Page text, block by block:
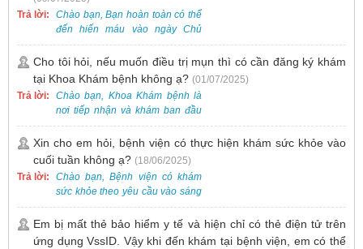
nhu cầu tương tự.
Trả lời:
Chào bạn, Bạn hoàn toàn có thể
đến hiến máu vào ngày Chủ
Nhật.
Cho tôi hỏi, nếu muốn điều trị mụn thì có cần đăng ký khám
tại Khoa Khám bệnh không ạ? (01/07/2025)
Trả lời:
Chào bạn, Khoa Khám bệnh là
nơi tiếp nhận và khám ban đầu
cho tất cả các trường hợp, bao
gồm cả điều trị mụn. Vì vậy, bạn
cần đăng ký khám tại Khoa
Khám bệnh trước.
Xin cho em hỏi, bệnh viện có thực hiện khám sức khỏe vào
cuối tuần không ạ? (18/06/2025)
Trả lời:
Chào bạn, Bệnh viện có khám
sức khỏe theo yêu cầu vào sáng
thứ Bảy. Nếu bạn có nhu cầu, vui
lòng đặt lịch trước để được sắp
xếp thời gian phù hợp.
Em bị mất thẻ bảo hiểm y tế và hiện chỉ có thẻ điện tử trên
ứng dụng VssID. Vậy khi đến khám tại bệnh viện, em có thể